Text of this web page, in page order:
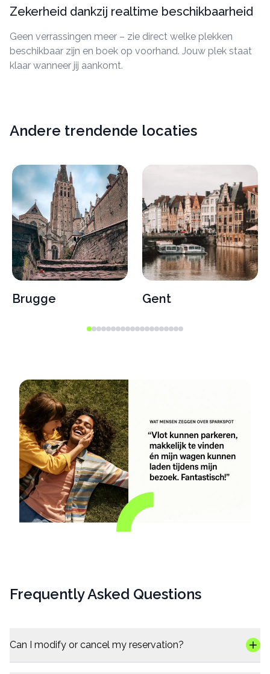
Zekerheid dankzij realtime beschikbaarheid
Geen verrassingen meer – zie direct welke plekken
beschikbaar zijn en boek op voorhand. Jouw plek staat
klaar wanneer jij aankomt.
Andere trendende locaties
Brugge Gent
Frequently Asked Questions
Can I modify or cancel my reservation?